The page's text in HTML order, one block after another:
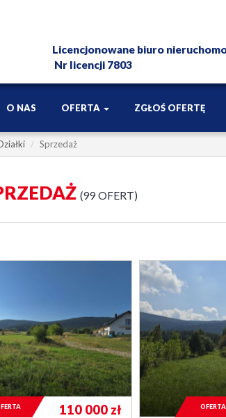
Licencjonowane biuro
Nr licencji 7803
O NAS OFERTA ZGŁOŚ OFERTĘ
Sprzedaż
99 OFERT
110 000 zł